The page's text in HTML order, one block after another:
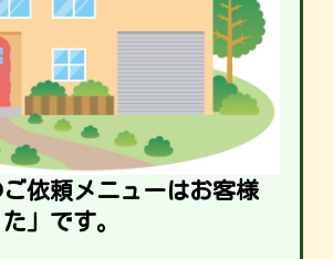
依頼メニューはお客様
」です。